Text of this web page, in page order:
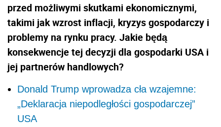
przed możliwymi skutkami ekonomicznymi,
takimi jak wzrost inflacji, kryzys gospodarczy i
problemy na rynku pracy. Jakie będą
konsekwencje tej decyzji dla gospodarki USA i
jej partnerów handlowych?
Donald Trump wprowadza cła wzajemne:
„Deklaracja niepodległości gospodarczej”
USA